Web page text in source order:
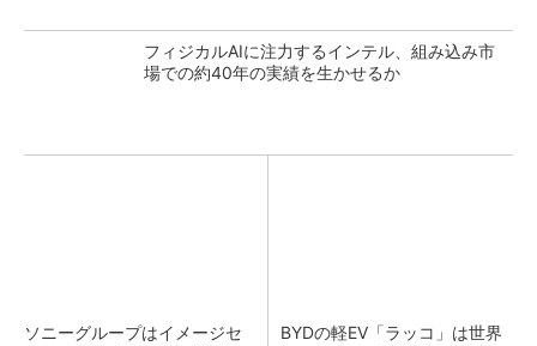
フィジカルAIに注力するインテル、組み込み市
場での約40年の実績を生かせるか
ソニーグループはイメージセ
BYDの軽EV「ラッコ」は世界